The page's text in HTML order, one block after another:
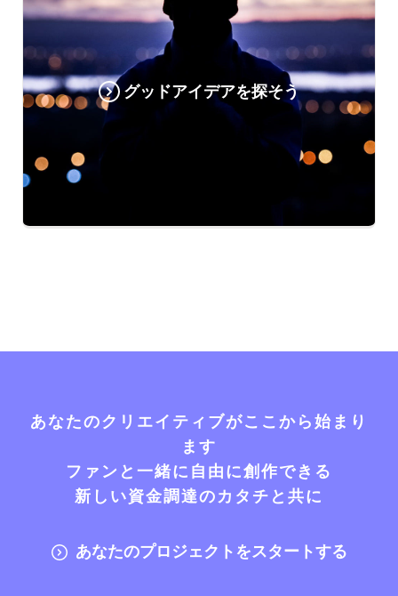
グッドアイデアを探そう
あなたのクリエイティブがここから始まり
ます
ファンと一緒に自由に創作できる
新しい資金調達のカタチと共に
あなたのプロジェクトをスタートする